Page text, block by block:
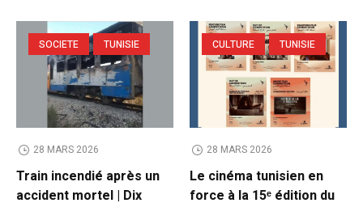
SOCIETE TUNISIE
28 MARS 2026
Train incendié après un
accident mortel | Dix
CULTURE TUNISIE
28 MARS 2026
Le cinéma tunisien en
force à la 15ᵉ édition du